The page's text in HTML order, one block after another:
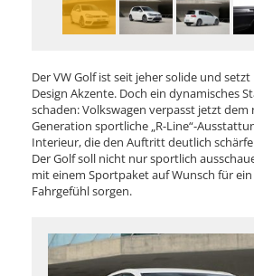
Der VW Golf ist seit jeher solide und
Design Akzente. Doch ein dynamisches
schaden: Volkswagen verpasst jetzt dem
Generation sportliche „R-Line“-
Interieur, die den Auftritt deutlich
Der Golf soll nicht nur sportlich
mit einem Sportpaket auf Wunsch für
Fahrgefühl sorgen.